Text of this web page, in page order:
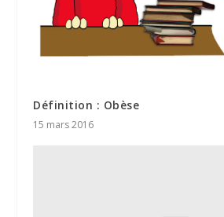
Définition : Obèse
15 mars 2016